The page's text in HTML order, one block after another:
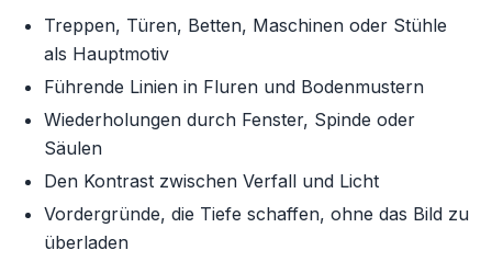
Treppen, Türen, Betten, Maschinen oder Stühle
als Hauptmotiv
Führende Linien in Fluren und Bodenmustern
Wiederholungen durch Fenster, Spinde oder
Säulen
Den Kontrast zwischen Verfall und Licht
Vordergründe, die Tiefe schaffen, ohne das Bild zu
überladen